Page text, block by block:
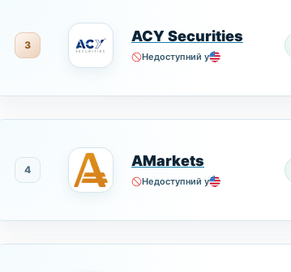
3
ACY Securities
Недоступний у
4
AMarkets
Недоступний у